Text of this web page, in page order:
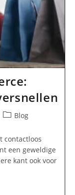
Berichtcategorie:
Blog
contactloos
een geweldige
kant ook voor